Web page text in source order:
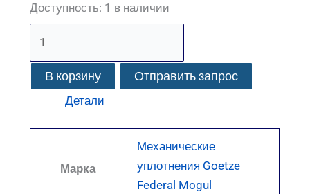
Доступность: 1 в наличии
В корзину Отправить запрос
Детали
Марка
Механические
уплотнения Goetze
Federal Mogul